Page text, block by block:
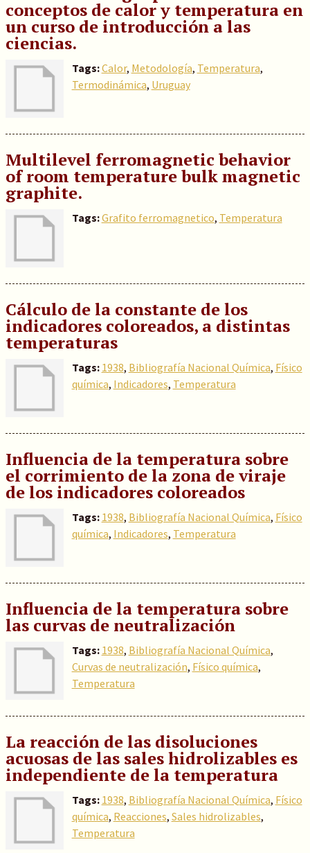
conceptos de calor y temperatura en
un curso de introducción a las
ciencias.
Tags:Calor, Metodología, Temperatura,
Termodinámica, Uruguay
Multilevel ferromagnetic behavior
of room temperature bulk magnetic
graphite.
Tags:Grafito ferromagnetico, Temperatura
Cálculo de la constante de los
indicadores coloreados, a distintas
temperaturas
Tags: 1938, Bibliografía Nacional Química, Físico
química, Indicadores, Temperatura
Influencia de la temperatura sobre
el corrimiento de la zona de viraje
de los indicadores coloreados
Tags: 1938, Bibliografía Nacional Química, Físico
química, Indicadores, Temperatura
Influencia de la temperatura sobre
las curvas de neutralización
Tags: 1938, Bibliografía Nacional Química,
Curvas de neutralización, Físico química,
Temperatura
La reacción de las disoluciones
acuosas de las sales hidrolizables es
independiente de la temperatura
Tags: 1938, Bibliografía Nacional Química, Físico
química, Reacciones, Sales hidrolizables,
Temperatura